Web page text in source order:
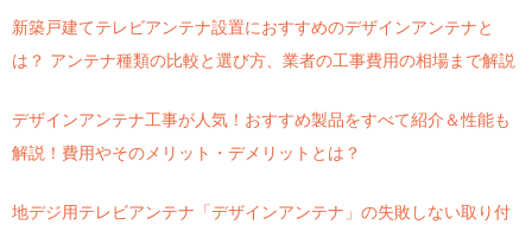
新築戸建てテレビアンテナ設置におすすめのデザインアンテナと
は？ アンテナ種類の比較と選び方、業者の工事費用の相場まで解説
デザインアンテナ工事が人気！おすすめ製品をすべて紹介＆性能も
解説！費用やそのメリット・デメリットとは？
地デジ用テレビアンテナ「デザインアンテナ」の失敗しない取り付